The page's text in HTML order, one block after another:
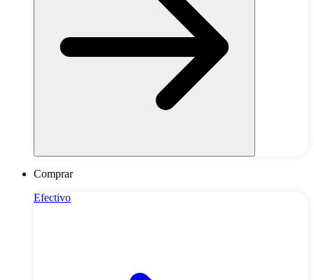
Comprar
Efectivo